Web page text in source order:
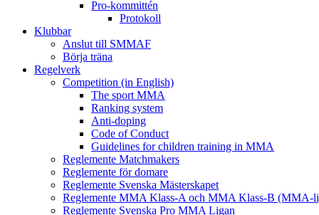
Pro-kommittén
Protokoll
Klubbar
Anslut till SMMAF
Börja träna
Regelverk
Competition (in English)
The sport MMA
Ranking system
Anti-doping
Code of Conduct
Guidelines for children training in MMA
Reglemente Matchmakers
Reglemente för domare
Reglemente Svenska Mästerskapet
Reglemente MMA Klass-A och MMA Klass-B (MMA-
Reglemente Svenska Pro MMA Ligan